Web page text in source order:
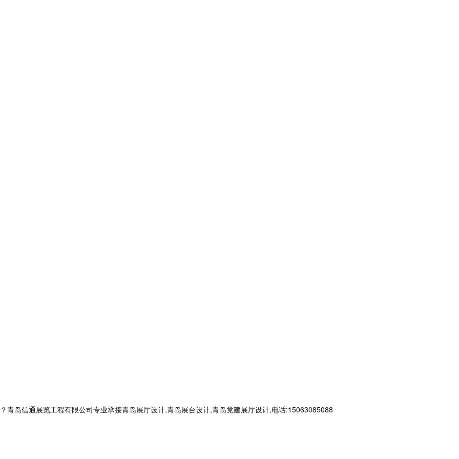
青岛信通展览工程有限公司专业承接青岛展厅设计,青岛展台设计,青岛党建展厅设计,电话:15063085088